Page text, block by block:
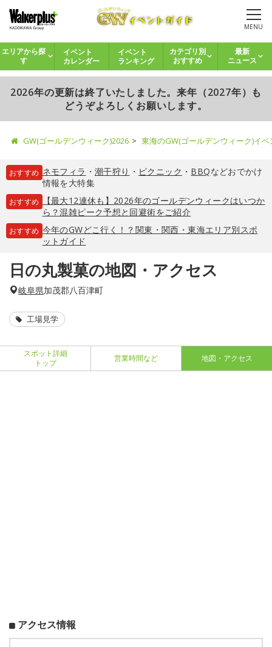
MENU
エリアから探
す
イベント
カレンダー
イベント
ランキング
カテゴリ別
おすすめ
最新
ニュース
2026年の更新は終了いたしました。来年（2027年）も
どうぞよろしくお願いします。
GW(ゴールデンウィーク)2026 東海のGW(ゴールデンウィーク)イ
おすすめ ネモフィラ ・ 潮干狩り ・ ピクニック ・ BBQなどおでかけ
情報を大特集
おすすめ
【最大12連休も】2026年のゴールデンウィークはいつか
ら？混雑ピーク予想と回避術をご紹介
おすすめ 今年のGWどこ行く！？関東・関西・東海エリア別スポ
ットガイド
日の丸製菓の地図・アクセス
岐阜県加茂郡八百津町
工場見学
スポット詳細
トップ
営業時間など 地図・アクセス
アクセス情報